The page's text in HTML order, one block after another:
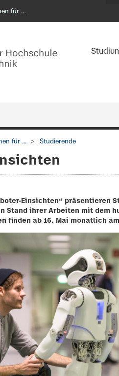
für …
für ... Studierende
Einsichten“ präsentieren
Stand ihrer Arbeiten mit dem
finden ab 16. Mai monatlich